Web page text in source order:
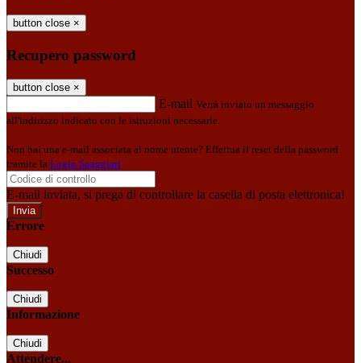
button close ×
Recupero password
button close ×
E-mail Verrà inviato un messaggio
all'indirizzo indicato con le istruzioni necessarie.
Non hai una e-mail associata al nome utente? Effettua il reset della password
tramite la Login Spaggiari
E-mail inviata, si prega di controllare la casella di posta elettronica!
Errore
Chiudi
Successo
Chiudi
Informazione
Chiudi
Attendere...